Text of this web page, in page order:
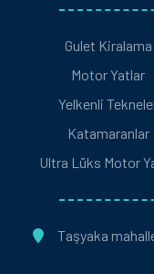
Gulet Kiralama
Motor Yatlar
Yelkenli
Katamaranlar
Ultra Lüks Motor
Taşyaka